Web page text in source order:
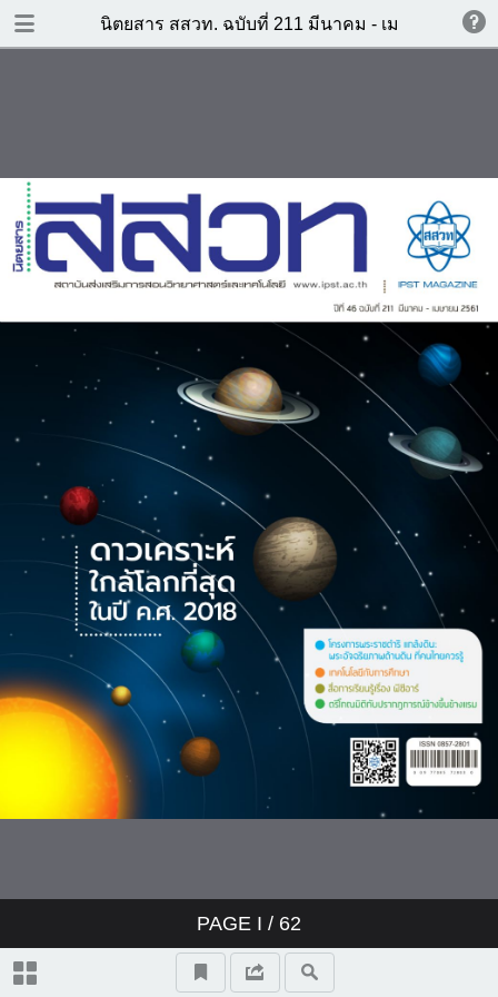
นิตยสาร สสวท. ฉบับที่ 211 มีนาคม - เมษายน 2561
PAGE I / 62
DOWNLOAD
โครงการพระราชดำริแกล้งดิน:
พระอัจฉริยภาพด้านดินที่คนไทย
ควรรู้
สหวิทยาการเพื่อการรักษาสิ่ง
แวดล้อมโลกในอนาคต
รอบรู้คณิต
ตรีโกณมิติกับปรากฏการณ์ข้างขึ้น
ข้างแรม
คณิตศาสตร์ ระดับปฐมศึกษา
รอบรู้เทคโนโลยี
เทคโนโลยีกับการศึกษา
การเรียนกระตุ้นความคิด
ภัยพิบัติ…สิ่งที่เยาวชนไทยควรรู้
ดาวเคราะห์ใกล้โลกที่สุดดในปี
ค.ศ. 2018
นานาสาระและข่าวสาร
Christiaan Huygens นัก
ดาราศาสตร์ผู้ยิ่งใหญ่ชาวดัทซ์
ทุน พสวท. และโอลิมปิกวิชาการ
“ปั้นฝันเด็กไทย เติบใหญ่สู่นักวิทย์
แถวหน้า”
เว็บช่วยสอน
ข่าว-สสวท
QUIZ